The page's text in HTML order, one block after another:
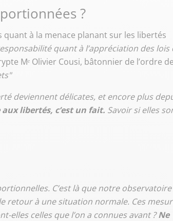
?
quant à la menace planant sur les libertés
quant à l’appréciation des lois
Mᵉ Olivier Cousi, bâtonnier de l’ordre
deviennent délicates, et encore plus
libertés, c’est un fait. Savoir si elles
C’est là que notre
retour à une situation normale. Ces
elles celles que l’on a connues avant ?Ne